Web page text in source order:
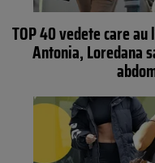
TOP 40 vedete care
Antonia, Loredana